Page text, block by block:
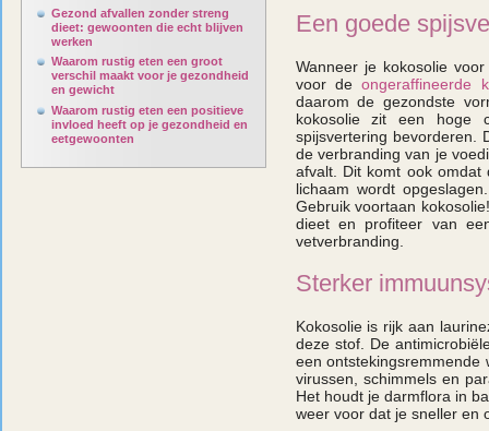
Gezond afvallen zonder streng
dieet: gewoonten die echt blijven
werken
Waarom rustig eten een groot
verschil maakt voor je gezondheid
en gewicht
Waarom rustig eten een positieve
invloed heeft op je gezondheid en
eetgewoonten
Een goede
Wanneer je kokosolie
voor deongeraffineerde
daarom de gezondste
kokosolie zit een hoge
spijsvertering bevorderen.
de verbranding van je
afvalt. Dit komt ook
lichaam wordt
Gebruik voortaan
dieet en profiteer van
vetverbranding.
Sterker
Kokosolie is rijk aan
deze stof. De
een ontstekingsremmende
virussen, schimmels en
Het houdt je darmflora in
weer voor dat je sneller en